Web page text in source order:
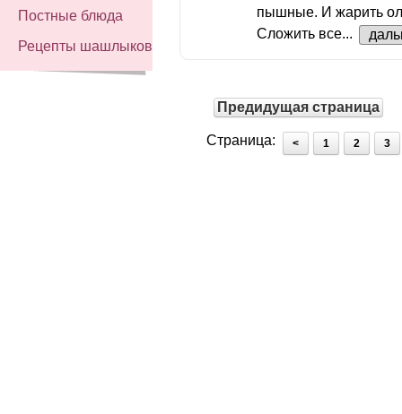
Постные блюда
Рецепты шашлыков
пышные. И жарить
Сложить все...
Предидущая страница
Страница: < 1 2 3